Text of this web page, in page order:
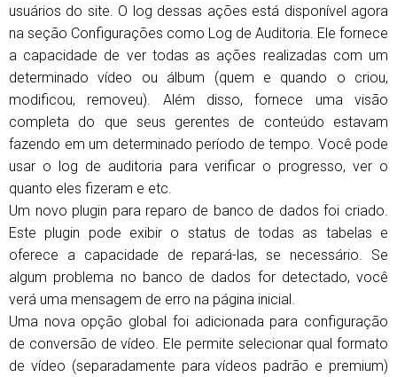
usuários do site. O log dessas ações está disponível agora
na seção Configurações como Log de Auditoria. Ele fornece
a capacidade de ver todas as ações realizadas com um
determinado vídeo ou álbum (quem e quando o criou,
modificou, removeu). Além disso, fornece uma visão
completa do que seus gerentes de conteúdo estavam
fazendo em um determinado período de tempo. Você pode
usar o log de auditoria para verificar o progresso, ver o
quanto eles fizeram e etc.
Um novo plugin para reparo de banco de dados foi criado.
Este plugin pode exibir o status de todas as tabelas e
oferece a capacidade de repará-las, se necessário. Se
algum problema no banco de dados for detectado, você
verá uma mensagem de erro na página inicial.
Uma nova opção global foi adicionada para configuração
de conversão de vídeo. Ele permite selecionar qual formato
de vídeo (separadamente para vídeos padrão e premium)